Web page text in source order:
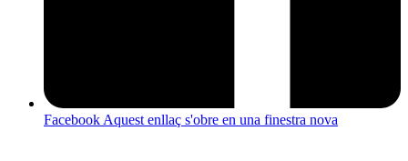
FacebookAquest enllaç s'obre en una finestra nova